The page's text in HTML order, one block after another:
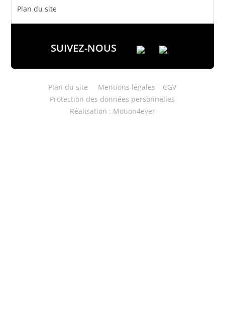
Plan du site
SUIVEZ-NOUS
Plan du site
Mentions légales – CGV
Protection des données personnelles
Réalisation : Motion4ever